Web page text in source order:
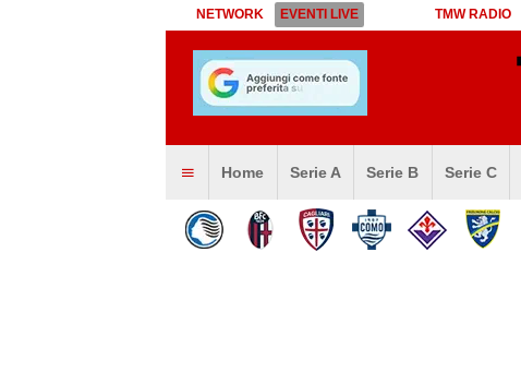
NETWORK EVENTI LIVE TMW RADIO
Home Serie A Serie B Serie C